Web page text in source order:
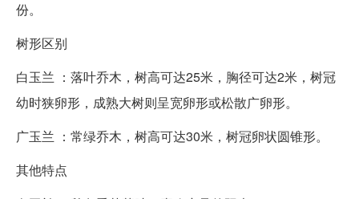
份。
树形区别
白玉兰 ：落叶乔木，树高可达25米，胸径可达2米，树冠
幼时狭卵形，成熟大树则呈宽卵形或松散广卵形。
广玉兰 ：常绿乔木，树高可达30米，树冠卵状圆锥形。
其他特点